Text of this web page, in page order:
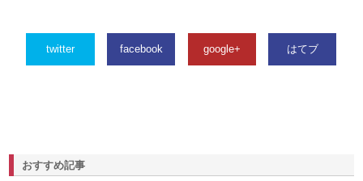
twitter facebook google+ はてブ
おすすめ記事